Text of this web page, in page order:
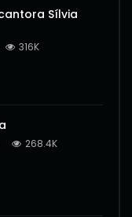
Sílvia
316K
268.4K